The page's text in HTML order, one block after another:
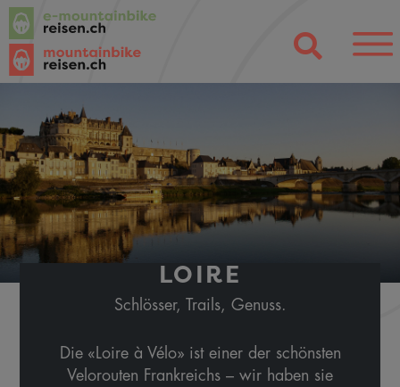
LOIRE
Schlösser, Trails, Genuss.
Die «Loire à Vélo» ist einer der schönsten
Velorouten Frankreichs – wir haben sie